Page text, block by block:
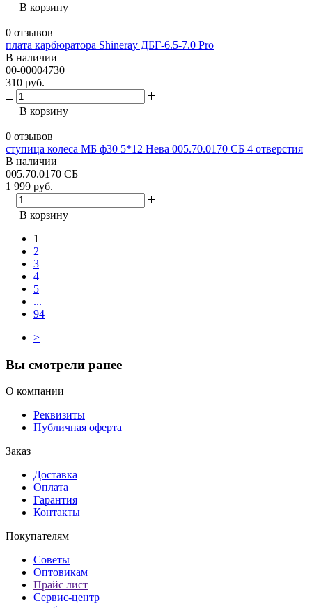
В корзину
0 отзывов
плата карбюратора Shineray ДБГ-6.5-7.0 Pro
В наличии
00-00004730
310 руб.
В корзину
0 отзывов
ступица колеса МБ ф30 5*12 Нева 005.70.0170 СБ 4 отверстия
В наличии
005.70.0170 СБ
1 999 руб.
В корзину
1
2
3
4
5
...
94
>
Вы смотрели ранее
О компании
Реквизиты
Публичная оферта
Заказ
Доставка
Оплата
Гарантия
Контакты
Покупателям
Советы
Оптовикам
Прайс лист
Сервис-центр